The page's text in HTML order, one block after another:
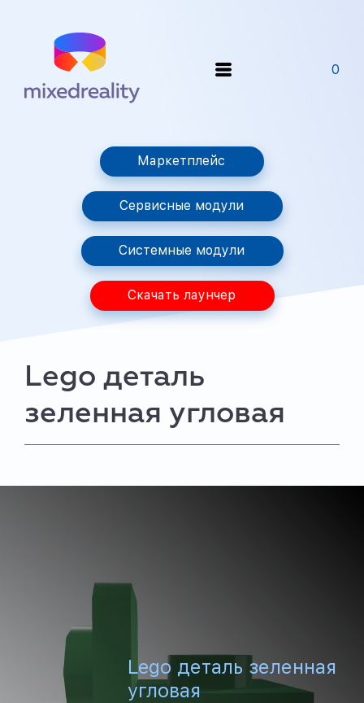
0
Маркетплейс
Сервисные модули
Системные модули
Скачать лаунчер
Lego деталь
зеленная угловая
Lego деталь зеленная
угловая